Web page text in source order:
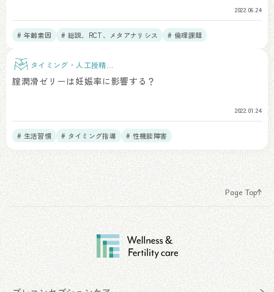
2022.06.24
# 年齢素因 # 総説、RCT、メタアナリシス # 倫理課題
タイミング・人工授精治
腟潤滑ゼリーは妊娠率に影響する？
2022.01.24
# 生活習慣 # タイミング指導 # 性機能障害
Page Top